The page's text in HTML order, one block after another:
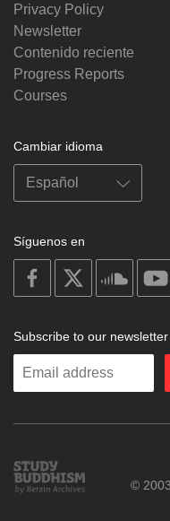
Privacy Policy
Newsletter
Contenido reciente
Progress Reports
Courses
Cambiar idioma
Síguenos en
on
facebook
Subscribe to our newsletter
Enter
Study
Buddhism
©